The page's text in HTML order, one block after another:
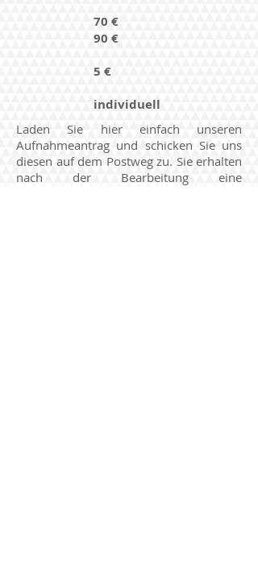
70 €
90 €
5 €
individuell
Laden Sie hier einfach unseren
Aufnahmeantrag und schicken Sie uns
diesen auf dem Postweg zu. Sie erhalten
nach der Bearbeitung eine